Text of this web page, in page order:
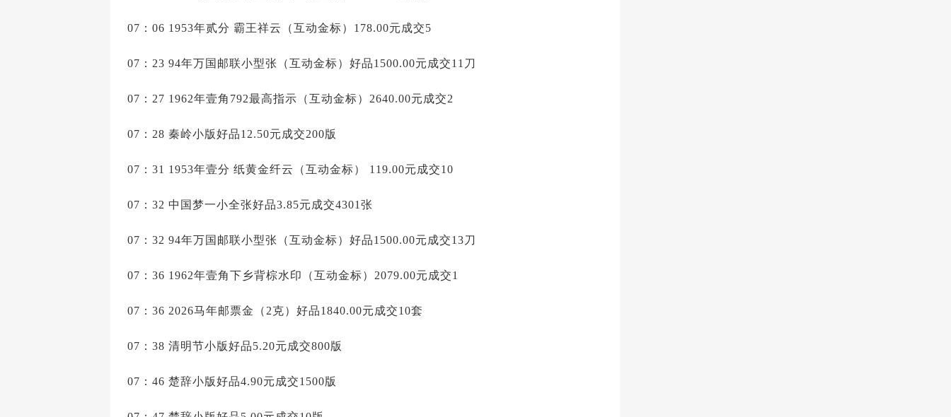
07：06 1953年贰分 霸王祥云（互动金标）178.00元成交5
07：23 94年万国邮联小型张（互动金标）好品1500.00元成交11刀
07：27 1962年壹角792最高指示（互动金标）2640.00元成交2
07：28 秦岭小版好品12.50元成交200版
07：31 1953年壹分 纸黄金纤云（互动金标） 119.00元成交10
07：32 中国梦一小全张好品3.85元成交4301张
07：32 94年万国邮联小型张（互动金标）好品1500.00元成交13刀
07：36 1962年壹角下乡背棕水印（互动金标）2079.00元成交1
07：36 2026马年邮票金（2克）好品1840.00元成交10套
07：38 清明节小版好品5.20元成交800版
07：46 楚辞小版好品4.90元成交1500版